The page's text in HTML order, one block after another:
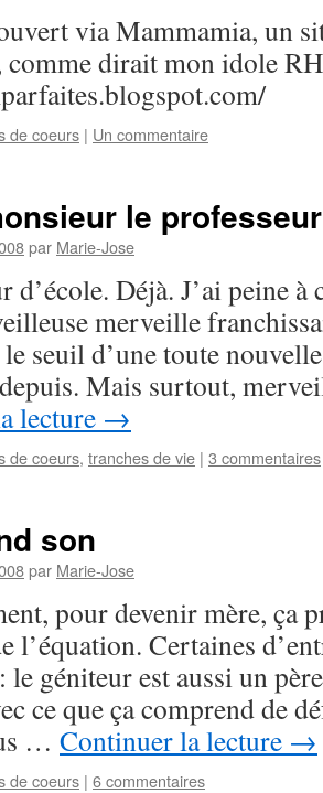
via Mammamia, un
comme dirait mon idole
de coeurs | Un commentaire
le professeur
par Marie-Jose
d’école. Déjà. J’ai peine à
merveille
seuil d’une toute
depuis. Mais surtout,
lecture →
de coeurs, tranches de vie | 3 commentaires
son
par Marie-Jose
pour devenir mère, ça
l’équation. Certaines
le géniteur est aussi un
ce que ça comprend de
… Continuer la lecture →
de coeurs | 6 commentaires